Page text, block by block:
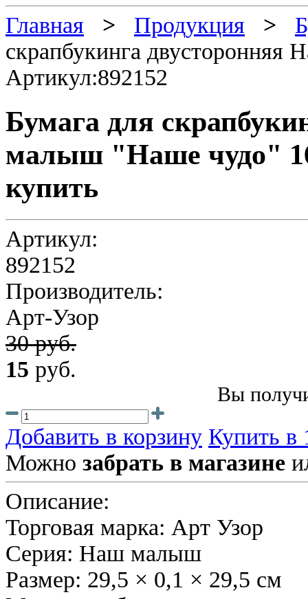
Главная > Продукция >
скрапбукинга
Артикул:892152
Бумага для
малыш "Наше чудо"
купить
Артикул:
892152
Производитель:
Арт-Узор
30 руб.
15 руб.
Вы
Добавить в корзину Купить в
Можно забрать в магазине
Описание:
Торговая марка: Арт Узор
Серия: Наш малыш
Размер: 29,5 × 0,1 × 29,5 см